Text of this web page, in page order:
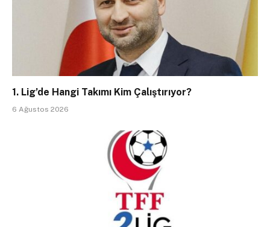
1. Lig’de Hangi Takımı Kim Çalıştırıyor?
6 Ağustos 2026